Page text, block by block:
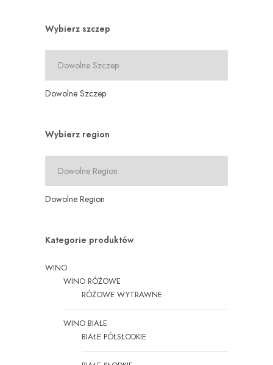
Wybierz szczep
Dowolne Szczep
Wybierz region
Dowolne Region
Kategorie produktów
WINO
WINO RÓŻOWE
RÓŻOWE WYTRAWNE
WINO BIAŁE
BIAŁE PÓŁSŁODKIE